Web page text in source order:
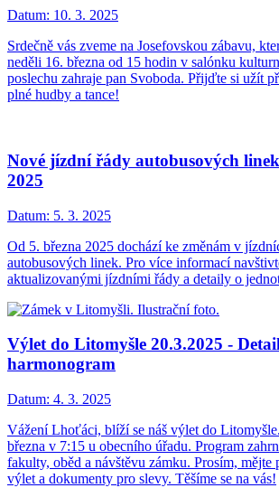
Datum: 10. 3. 2025
Srdečně vás zveme na Josefovskou zábavu,
neděli 16. března od 15 hodin v salónku
poslechu zahraje pan Svoboda. Přijďte si užít
plné hudby a tance!
Nové jízdní řády autobusových
2025
Datum: 5. 3. 2025
Od 5. března 2025 dochází ke změnám v
autobusových linek. Pro více informací
aktualizovanými jízdními řády a detaily o
Výlet do Litomyšle 20.3.2025 -
harmonogram
Datum: 4. 3. 2025
Vážení Lhoťáci, blíží se náš výlet do
března v 7:15 u obecního úřadu. Program
fakulty, oběd a návštěvu zámku. Prosím, mějte
výlet a dokumenty pro slevy. Těšíme se na vás!